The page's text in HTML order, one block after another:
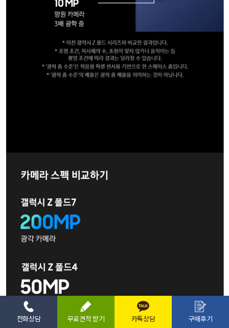
전화상담 무료견적 받기 카톡상담 구매후기